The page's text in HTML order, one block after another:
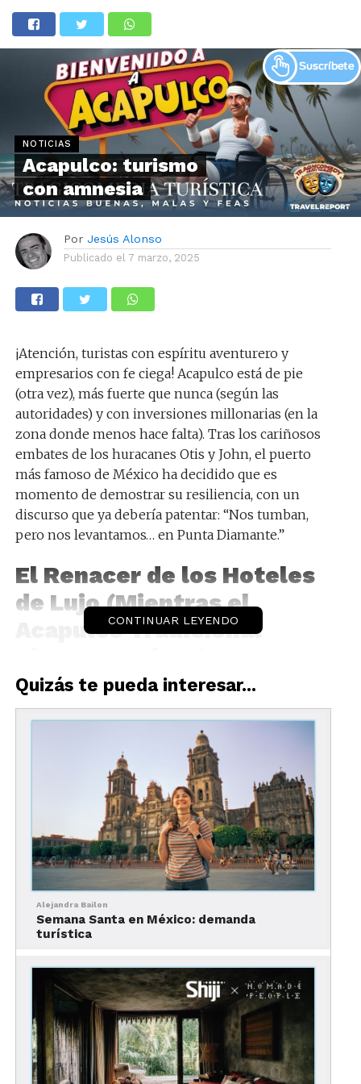
NOTICIAS
Acapulco: turismo
con amnesia
Por Jesús Alonso
Publicado el 7 marzo, 2025
¡Atención, turistas con espíritu aventurero y
empresarios con fe ciega! Acapulco está de pie
(otra vez), más fuerte que nunca (según las
autoridades) y con inversiones millonarias (en la
zona donde menos hace falta). Tras los cariñosos
embates de los huracanes Otis y John, el puerto
más famoso de México ha decidido que es
momento de demostrar su resiliencia, con un
discurso que ya debería patentar: “Nos tumban,
pero nos levantamos… en Punta Diamante.”
El Renacer de los Hoteles
de Lujo (Mientras el
Acapulco Tradicional
Como muestra de que la vida sigue (al menos para
quienes tienen el capital suficiente), el Hotel
Princess Mundo Imperial ha reabierto sus puertas,
después de una remodelación que costó más de
1,200 millones de pesos. Con esta reapertura, el
puerto suma 14,908 habitaciones operativas para
recibir turistas ávidos de sol, playa y la
reconfortante idea de que las crisis son solo
temporales… para quienes pueden pagar una suite
CONTINUAR LEYENDO
Quizás te pueda interesar...
Alejandra Bailon
Semana Santa en México: demanda
turística